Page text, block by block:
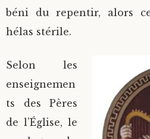
béni du repentir, alors
hélas stérile.
Selon les
enseignemen
ts des Pères
de l’Église, le